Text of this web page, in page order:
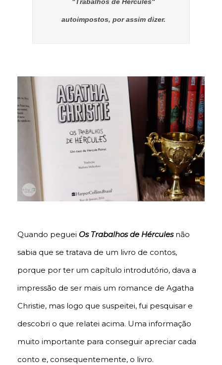
"Trabalhos de Hércules"
autoimpostos, por assim dizer.
Quando peguei Os Trabalhos de Hérculesnão
sabia que se tratava de um livro de contos,
porque por ter um capítulo introdutório, dava a
impressão de ser mais um romance de Agatha
Christie, mas logo que suspeitei, fui pesquisar e
descobri o que relatei acima. Uma informação
muito importante para conseguir apreciar cada
conto e, consequentemente, o livro.